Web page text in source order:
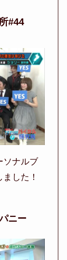
#44
ナルブ
した！
ニー